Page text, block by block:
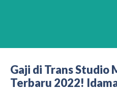
Gaji di Trans Studio
Terbaru 2022!